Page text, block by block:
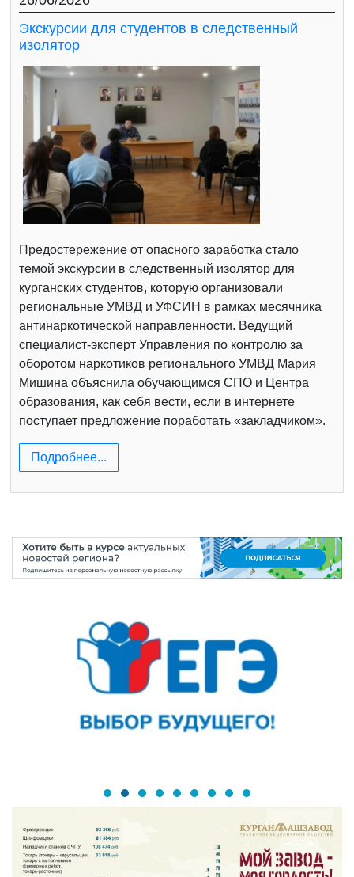
Экскурсии для студентов в следственный
изолятор
Предостережение от опасного заработка стало
темой экскурсии в следственный изолятор для
курганских студентов, которую организовали
региональные УМВД и УФСИН в рамках месячника
антинаркотической направленности. Ведущий
специалист-эксперт Управления по контролю за
оборотом наркотиков регионального УМВД Мария
Мишина объяснила обучающимся СПО и Центра
образования, как себя вести, если в интернете
поступает предложение поработать «закладчиком».
Подробнее...